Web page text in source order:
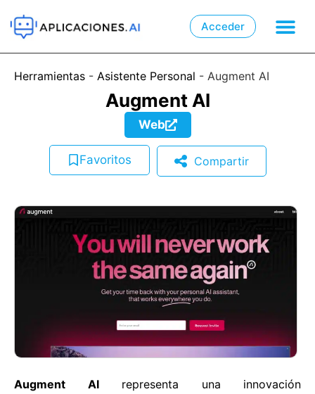
Acceder
Herramientas - Asistente Personal - Augment AI
Augment AI
Web
Favoritos Compartir
Augment AIrepresenta una innovación